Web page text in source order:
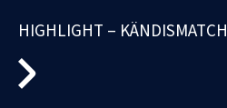
HIGHLIGHT – KÄNDISMATCH